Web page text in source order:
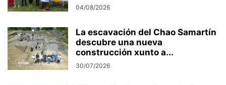
04/08/2026
La escavación del Chao Samartín
descubre una nueva
construcción xunto a...
30/07/2026